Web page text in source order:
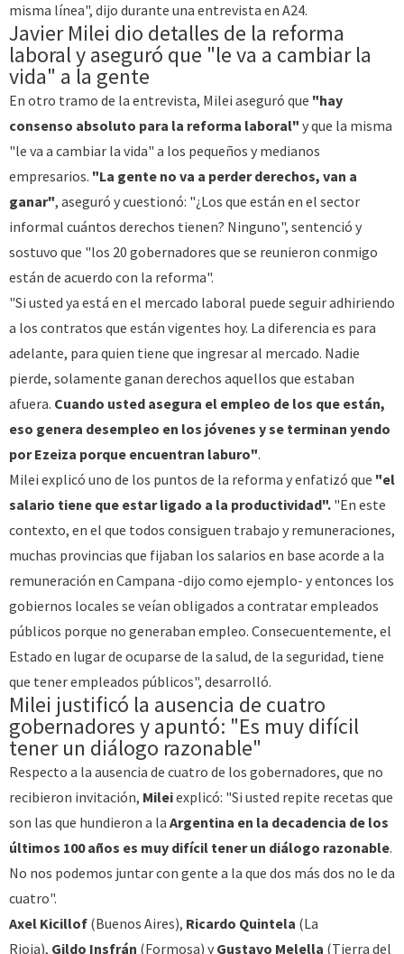
misma línea", dijo durante una entrevista en A24.
Javier Milei dio detalles de la reforma
laboral y aseguró que "le va a cambiar la
vida" a la gente
En otro tramo de la entrevista, Milei aseguró que "hay
consenso absoluto para la reforma laboral" y que la misma
"le va a cambiar la vida" a los pequeños y medianos
empresarios. "La gente no va a perder derechos, van a
ganar", aseguró y cuestionó: "¿Los que están en el sector
informal cuántos derechos tienen? Ninguno", sentenció y
sostuvo que "los 20 gobernadores que se reunieron conmigo
están de acuerdo con la reforma".
"Si usted ya está en el mercado laboral puede seguir adhiriendo
a los contratos que están vigentes hoy. La diferencia es para
adelante, para quien tiene que ingresar al mercado. Nadie
pierde, solamente ganan derechos aquellos que estaban
afuera. Cuando usted asegura el empleo de los que están,
eso genera desempleo en los jóvenes y se terminan yendo
por Ezeiza porque encuentran laburo".
Milei explicó uno de los puntos de la reforma y enfatizó que "el
salario tiene que estar ligado a la productividad". "En este
contexto, en el que todos consiguen trabajo y remuneraciones,
muchas provincias que fijaban los salarios en base acorde a la
remuneración en Campana -dijo como ejemplo- y entonces los
gobiernos locales se veían obligados a contratar empleados
públicos porque no generaban empleo. Consecuentemente, el
Estado en lugar de ocuparse de la salud, de la seguridad, tiene
que tener empleados públicos", desarrolló.
Milei justificó la ausencia de cuatro
gobernadores y apuntó: "Es muy difícil
tener un diálogo razonable"
Respecto a la ausencia de cuatro de los gobernadores, que no
recibieron invitación, Mileiexplicó: "Si usted repite recetas que
son las que hundieron a la Argentina en la decadencia de los
últimos 100 años es muy difícil tener un diálogo razonable.
No nos podemos juntar con gente a la que dos más dos no le da
cuatro".
Axel Kicillof (Buenos Aires), Ricardo Quintela (La
Rioja), Gildo Insfrán (Formosa) y Gustavo Melella (Tierra del